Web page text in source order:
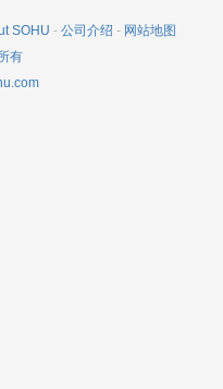
SOHU - 公司介绍 - 网站地图
有